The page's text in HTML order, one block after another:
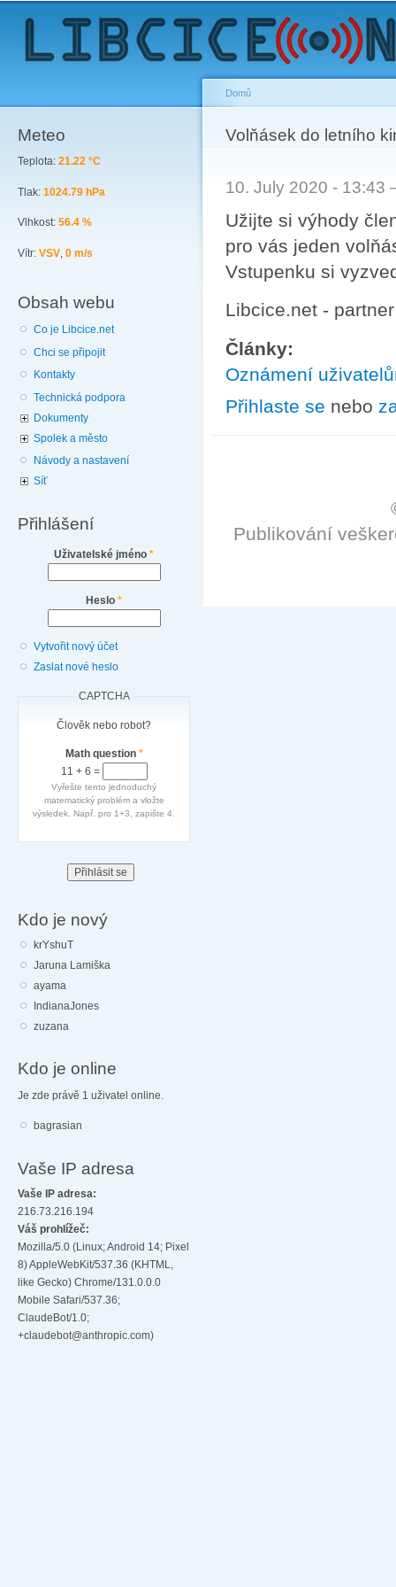
Meteo
Teplota: 21.22 °C
Tlak: 1024.79 hPa
Vlhkost: 56.4 %
Vítr: VSV, 0 m/s
Obsah webu
Co je Libcice.net
Chci se připojit
Kontakty
Technická podpora
Dokumenty
Spolek a město
Návody a nastavení
Síť
Přihlášení
Uživatelské jméno *
Heslo *
Vytvořit nový účet
Zaslat nové heslo
CAPTCHA
Člověk nebo robot?
Math question *
11 + 6 =
Vyřešte tento jednoduchý
matematický problém a vložte
výsledek. Např. pro 1+3, zapište 4.
Kdo je nový
krYshuT
Jaruna Lamiška
ayama
IndianaJones
zuzana
Kdo je online
Je zde právě 1 uživatel online.
bagrasian
Vaše IP adresa
Vaše IP adresa:
216.73.216.194
Váš prohlížeč:
Mozilla/5.0 (Linux; Android 14; Pixel
8) AppleWebKit/537.36 (KHTML,
like Gecko) Chrome/131.0.0.0
Mobile Safari/537.36;
ClaudeBot/1.0;
+claudebot@anthropic.com)
You are here
Domů
Volňásek do letního
10. July 2020 -
Užijte si výhody
pro vás jeden
Vstupenku si
Libcice.net -
Články:
Oznámení
Přihlaste se nebo
Publikování